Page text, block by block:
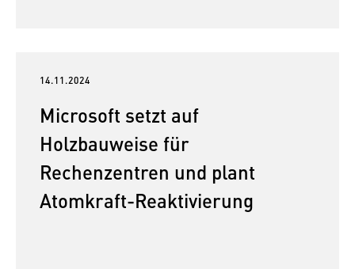
14.11.2024
Microsoft setzt auf
Holzbauweise für
Rechenzentren und plant
Atomkraft-Reaktivierung